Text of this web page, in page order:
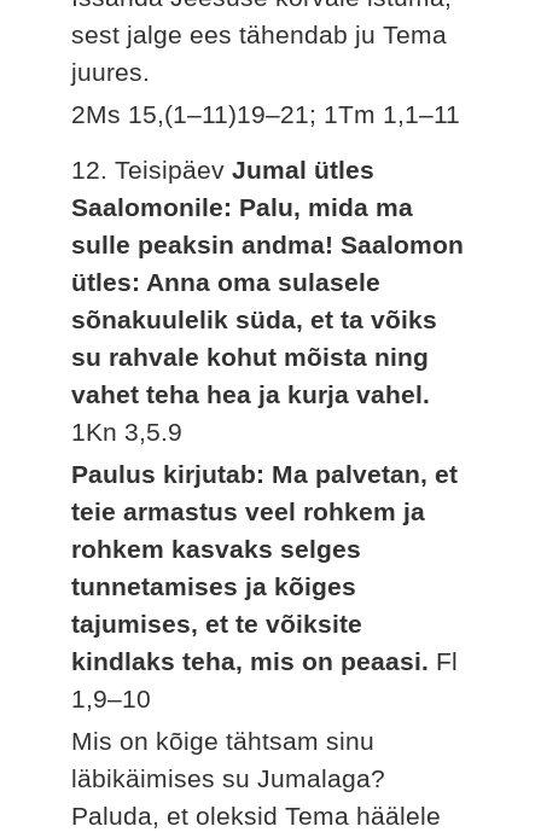
sest jalge ees tähendab ju Tema
juures.
2Ms 15,(1–11)19–21; 1Tm 1,1–11
12. TeisipäevJumal ütles
Saalomonile: Palu, mida ma
sulle peaksin andma! Saalomon
ütles: Anna oma sulasele
sõnakuulelik süda, et ta võiks
su rahvale kohut mõista ning
vahet teha hea ja kurja vahel.
1Kn 3,5.9
Paulus kirjutab: Ma palvetan, et
teie armastus veel rohkem ja
rohkem kasvaks selges
tunnetamises ja kõiges
tajumises, et te võiksite
kindlaks teha, mis on peaasi. Fl
1,9–10
Mis on kõige tähtsam sinu
läbikäimises su Jumalaga?
Paluda, et oleksid Tema häälele